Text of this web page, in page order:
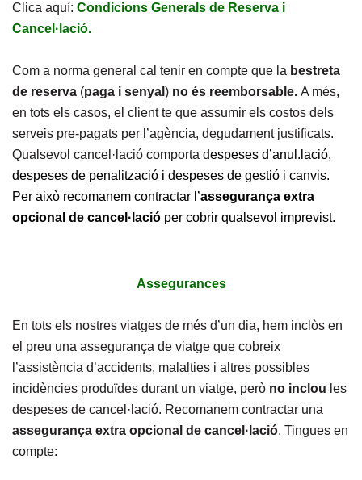
Clica aquí: Condicions Generals de Reserva i
Cancel·lació.
Com a norma general cal tenir en compte que la bestreta
de reserva (paga i senyal ) no és reemborsable. A més,
en tots els casos, el client te que assumir els costos dels
serveis pre-pagats per l’agència, degudament justificats.
Qualsevol cancel·lació comporta despeses d’anul.lació,
despeses de penalització i despeses de gestió i canvis.
Per això recomanem contractar l’assegurança extra
opcional de cancel·lació per cobrir qualsevol imprevist.
Assegurances
En tots els nostres viatges de més d’un dia, hem inclòs en
el preu una assegurança de viatge que cobreix
l’assistència d’accidents, malalties i altres possibles
incidències produïdes durant un viatge, però no inclou les
despeses de cancel·lació. Recomanem contractar una
assegurança extra opcional de cancel·lació. Tingues en
compte: